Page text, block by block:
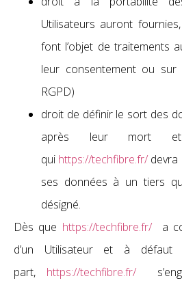
Utilisateurs auront
font l’objet de traitements
leur consentement ou
RGPD)
droit de définir le sort des
après leur mort
qui https://techfibre.fr/ devra
ses données à un tiers
désigné.
Dès que https://techfibre.fr/a
d’un Utilisateur et à défaut
part, https://techfibre.fr/